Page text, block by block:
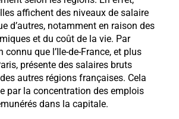
affichent des niveaux de salaire
d’autres, notamment en raison des
et du coût de la vie. Par
connu que l’Ile-de-France, et plus
présente des salaires bruts
autres régions françaises. Cela
par la concentration des emplois
dans la capitale.